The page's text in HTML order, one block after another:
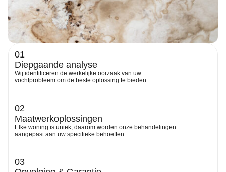
01
Diepgaande analyse
Wij identificeren de werkelijke oorzaak van uw
vochtprobleem om de beste oplossing te bieden.
02
Maatwerkoplossingen
Elke woning is uniek, daarom worden onze behandelingen
aangepast aan uw specifieke behoeften.
03